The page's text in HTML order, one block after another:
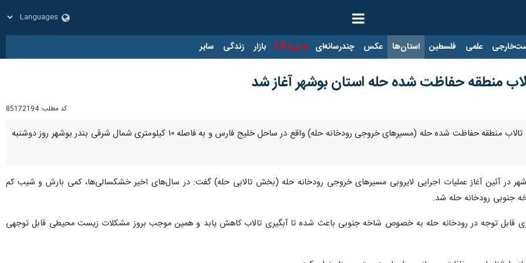
علمی فلسطین استان‌ها عکس چندرسانه‌ای ایرنا TV بازار زندگی سایر
منطقه حفاظت شده حله استان بوشهر آغاز شد
کد مطلب: 85172194